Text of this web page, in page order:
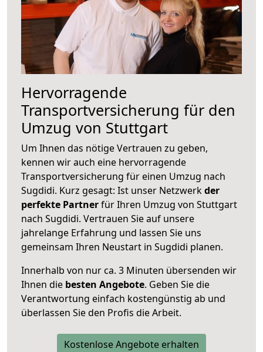
Hervorragende
Transportversicherung für den
Umzug von Stuttgart
Um Ihnen das nötige Vertrauen zu geben,
kennen wir auch eine hervorragende
Transportversicherung für einen Umzug nach
Sugdidi. Kurz gesagt: Ist unser Netzwerkder
perfekte Partnerfür Ihren Umzug von Stuttgart
nach Sugdidi. Vertrauen Sie auf unsere
jahrelange Erfahrung und lassen Sie uns
gemeinsam Ihren Neustart in Sugdidi planen.
Innerhalb von nur ca. 3 Minuten übersenden wir
Ihnen die besten Angebote. Geben Sie die
Verantwortung einfach kostengünstig ab und
überlassen Sie den Profis die Arbeit.
Kostenlose Angebote erhalten